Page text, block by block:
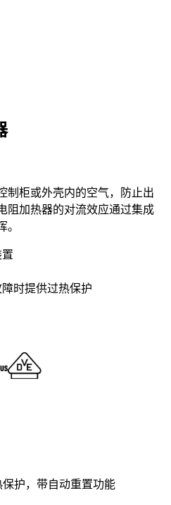
制柜或外壳内的空气，防止出
阻加热器的对流效应通过集成
。
时提供过热保护
护，带自动重置功能